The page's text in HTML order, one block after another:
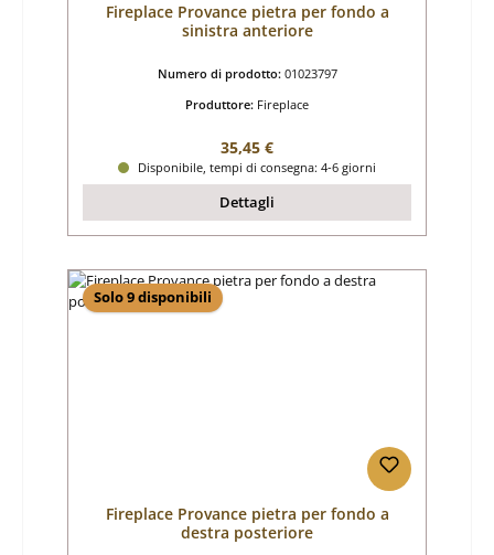
Fireplace Provance pietra per fondo a
sinistra anteriore
Numero di prodotto: 01023797
Produttore: Fireplace
Prezzo normale:
35,45 €
Disponibile, tempi di consegna: 4-6 giorni
Dettagli
Solo 9 disponibili
Fireplace Provance pietra per fondo a
destra posteriore